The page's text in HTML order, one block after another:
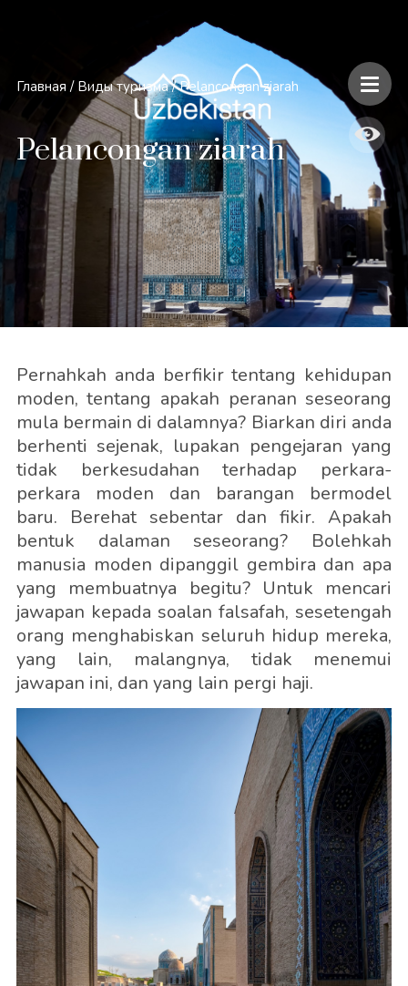
Главная / Виды туризма / Pelancongan ziarah
Pelancongan ziarah
Pernahkah anda berfikir tentang kehidupan
moden, tentang apakah peranan seseorang
mula bermain di dalamnya? Biarkan diri anda
berhenti sejenak, lupakan pengejaran yang
tidak berkesudahan terhadap perkara-
perkara moden dan barangan bermodel
baru. Berehat sebentar dan fikir. Apakah
bentuk dalaman seseorang? Bolehkah
manusia moden dipanggil gembira dan apa
yang membuatnya begitu? Untuk mencari
jawapan kepada soalan falsafah, sesetengah
orang menghabiskan seluruh hidup mereka,
yang lain, malangnya, tidak menemui
jawapan ini, dan yang lain pergi haji.